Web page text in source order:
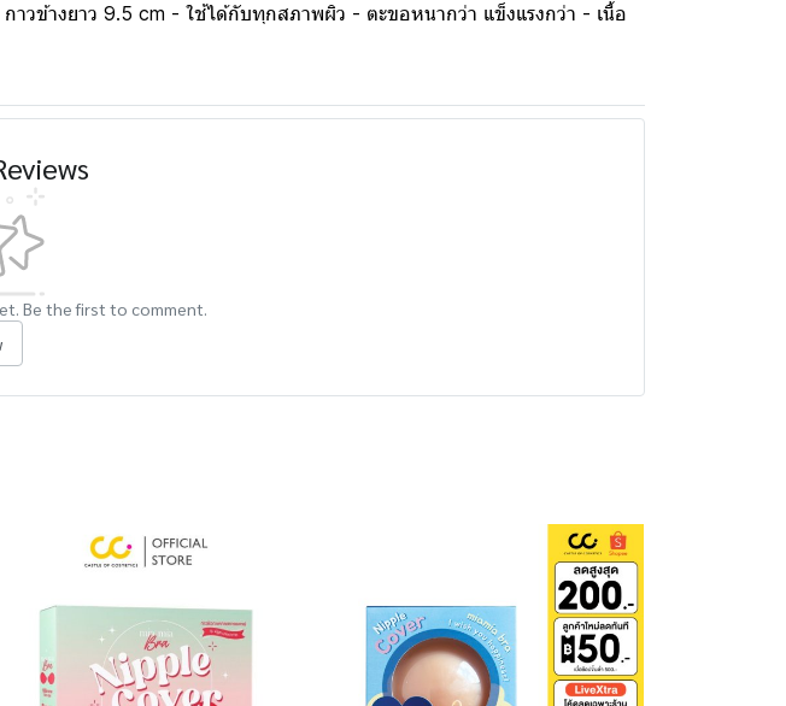
วข้างยาว 9.5 cm - ใช้ได้กับทุกสภาพผิว - ตะขอหนากว่า แข็งแรงกว่า - เนื้อ
Be the first to comment.